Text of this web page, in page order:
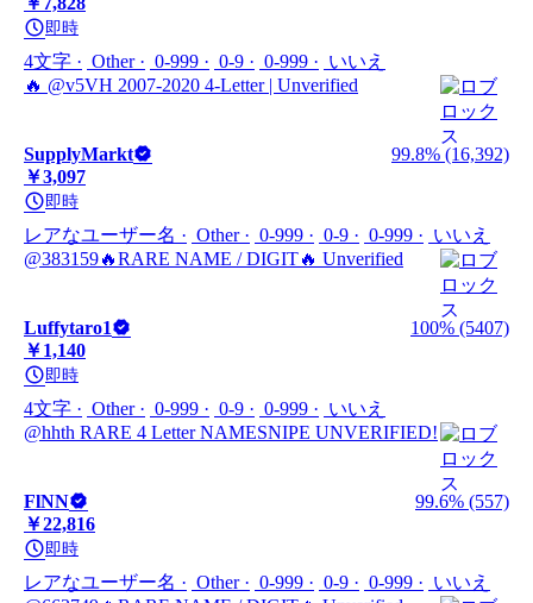
即時
4文字 Other 0-999 0-9 0-999
いいえ
🔥 @v5VH 2007-2020 4-Letter | Unverified
SupplyMarkt
99.8% (16,392)
￥3,097
即時
レアなユーザー名 Other 0-999 0-9 0-999
いいえ
@383159🔥RARE NAME / DIGIT🔥 Unverified
Luffytaro1
100% (5407)
￥1,140
即時
4文字 Other 0-999 0-9 0-999
いいえ
@hhth RARE 4 Letter NAMESNIPE UNVERIFIED!
FlNN
99.6% (557)
￥22,816
即時
レアなユーザー名 Other 0-999 0-9 0-999
いいえ